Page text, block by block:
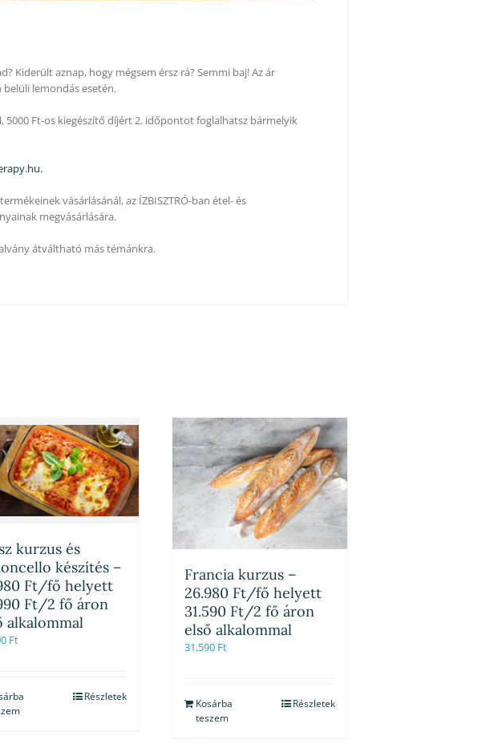
Kiderült aznap, hogy mégsem érsz rá? Semmi baj! Az ár
lemondás esetén.
Ft-os kiegészítő díjért 2. időpontot foglalhatsz bármelyik
vásárlásánál, az ÍZBISZTRÓ-ban étel- és
megvásárlására.
átváltható más témánkra.
kurzus és
készítés –
Ft/fő helyett
Ft/2 fő áron
alkalommal
Ft
Részletek
Francia kurzus –
26.980 Ft/fő helyett
31.590 Ft/2 fő áron
első alkalommal
31,590 Ft
Kosárba
teszem
Részletek